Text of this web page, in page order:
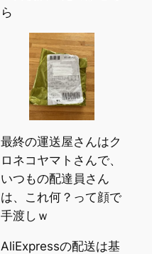
ら
最終の運送屋さんはク
ロネコヤマトさんで、
いつもの配達員さん
は、これ何？って顔で
手渡しｗ
AliExpressの配送は基